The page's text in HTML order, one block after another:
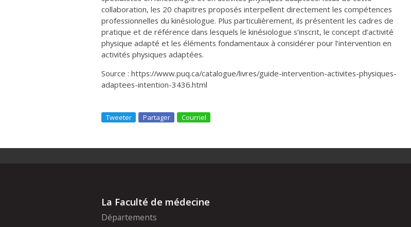
collaboration, les 20 chapitres proposés interpellent directement les compétences
professionnelles du kinésiologue. Plus particulièrement, ils présentent les cadres de
pratique et de référence dans lesquels le kinésiologue s’inscrit, le concept d’activité
physique adapté et les éléments fondamentaux à considérer pour l’intervention en
activités physiques adaptées.
Source : https://www.puq.ca/catalogue/livres/guide-intervention-activites-physiques-
adaptees-intention-3436.html
Tweeter Partager Courriel
La Faculté de médecine
Départements